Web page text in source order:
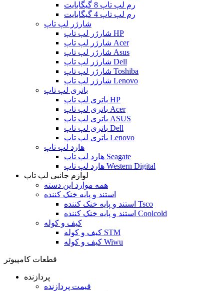
رم لپ تاپ 8 گیگابایت
رم لپ تاپ 4 گیگابایت
شارژر لپ تاپ
شارژر لپ تاپ HP
شارژر لپ تاپ Acer
شارژر لپ تاپ Asus
شارژر لپ تاپ Dell
شارژر لپ تاپ Toshiba
شارژر لپ تاپ Lenovo
باتری لپ تاپ
باتری لپ تاپ HP
باتری لپ تاپ Acer
باتری لپ تاپ ASUS
باتری لپ تاپ Dell
باتری لپ تاپ Lenovo
هارد لپ تاپ
هارد لپ تاپ Seagate
هارد لپ تاپ Western Digital
لوازم جانبی لپ تاپ
همه موارد این دسته
استند و پایه خنک کننده
استند و پایه خنک کننده Tsco
استند و پایه خنک کننده Coolcold
کیف و کوله
کیف و کوله STM
کیف و کوله Wiwu
قطعات کامپیوتر
پردازنده
قیمت پردازنده